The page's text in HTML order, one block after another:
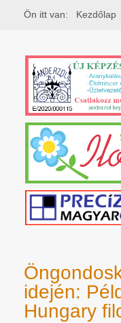
Ön itt van: Kezdőlap
idején:
Hungary